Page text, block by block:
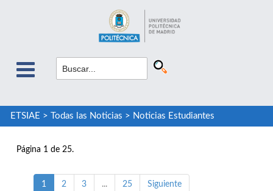
ETSIAE > Todas las Noticias > Noticias Estudiantes
Página 1 de 25.
1 2 3 ... 25 Siguiente